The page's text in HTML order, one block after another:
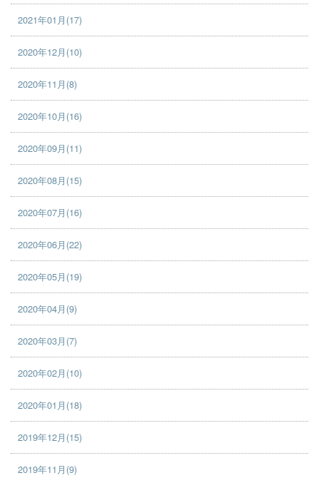
2021年01月(17)
2020年12月(10)
2020年11月(8)
2020年10月(16)
2020年09月(11)
2020年08月(15)
2020年07月(16)
2020年06月(22)
2020年05月(19)
2020年04月(9)
2020年03月(7)
2020年02月(10)
2020年01月(18)
2019年12月(15)
2019年11月(9)